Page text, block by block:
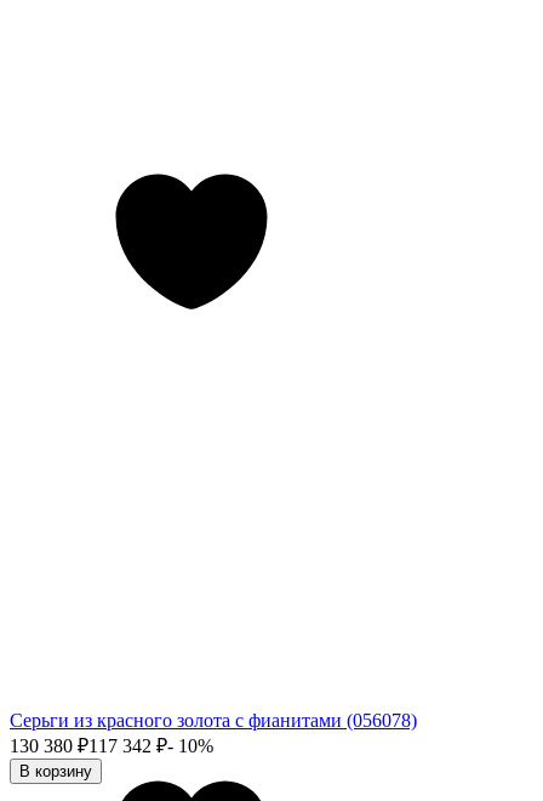
Серьги из красного золота с фианитами (056078)
130 380 ₽117 342 ₽- 10%
В корзину